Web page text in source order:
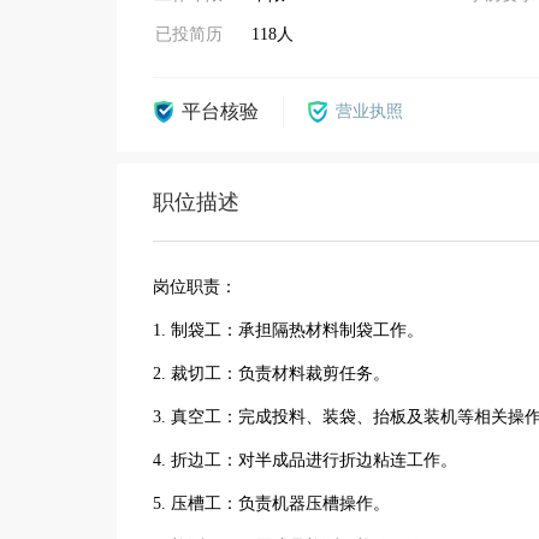
已投简历 118人
平台核验 营业执照
职位描述
岗位职责：
1. 制袋工：承担隔热材料制袋工作。
2. 裁切工：负责材料裁剪任务。
3. 真空工：完成投料、装袋、抬板及装机等相关操
4. 折边工：对半成品进行折边粘连工作。
5. 压槽工：负责机器压槽操作。